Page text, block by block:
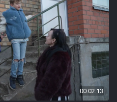
00:02:13